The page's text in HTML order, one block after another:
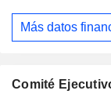
Comité
Más datos